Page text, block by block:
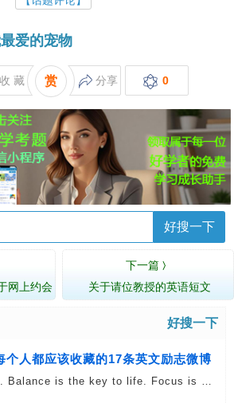
爱的宠物
收 藏 赏 分享 0
好搜一下
网上约会
下一篇 〉
关于请位教授的英语短文
好搜一下
个人都应该收藏的17条英文励志微博
Balance is the key to life. Focus is …